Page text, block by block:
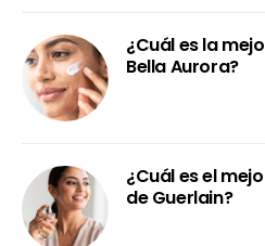
¿Cuál es la
Bella Aurora?
¿Cuál es el
de Guerlain?